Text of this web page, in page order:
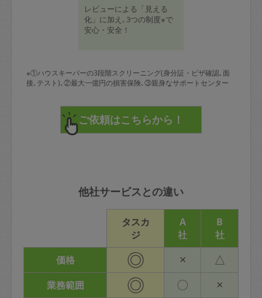
レビューによる「見える
化」に加え､3つの制度※で
安心・安全！
※①ハウスキーパーの3段階スクリーニング(身分証・ビザ確認､面
接､テスト)､②最大一億円の損害保険､③親身なサポートセンター
他社サービスとの違い
タスカ
ジ
A
社
B
社
価格
◎ × △
業務範囲 ◎ 〇 ×